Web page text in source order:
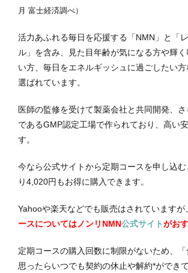
月 富士経済調べ）
活力あふれる毎日を応援する「NMN」と「
ル」を含み、見た目年齢が気になる方や輝
い方、毎日をエネルギッシュに過ごしたい
選ばれています。
医師の監修を受けて製薬会社と共同開発、
であるGMP認定工場で作られており、高い
す。
今なら公式サイトから定期コースを申し込む
り4,020円もお得に購入できます。
Yahooや楽天などでも販売はされていますが、
ースについてはノンリNMN公式サイトがお
定期コースの購入回数に制限がないため、「
思ったらいつでも契約の休止や解約*ができ